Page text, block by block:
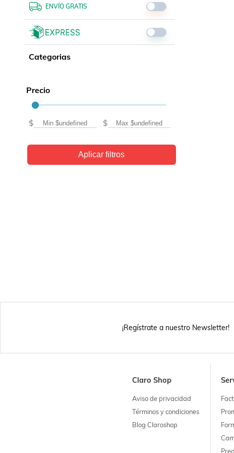
Libros, revistas y comics
Películas, series de tv y música
Otras categorías
Bebidas
Súpermercado
ENVÍO GRATIS
Categorias
Precio
$ $
Aplicar filtros
¡Regístrate a nuestro Newsletter!
Claro Shop
Aviso de privacidad
Términos y condiciones
Blog Claroshop